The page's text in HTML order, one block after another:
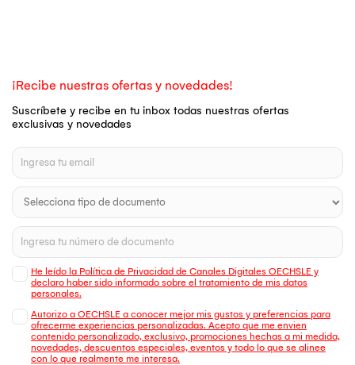
¡Recibe nuestras ofertas y novedades!
Suscríbete y recibe en tu inbox todas nuestras ofertas
exclusivas y novedades
He leído la Política de Privacidad de Canales Digitales OECHSLE y
declaro haber sido informado sobre el tratamiento de mis datos
personales.
Autorizo a OECHSLE a conocer mejor mis gustos y preferencias para
ofrecerme experiencias personalizadas. Acepto que me envien
contenido personalizado, exclusivo, promociones hechas a mi medida,
novedades, descuentos especiales, eventos y todo lo que se alinee
con lo que realmente me interesa.